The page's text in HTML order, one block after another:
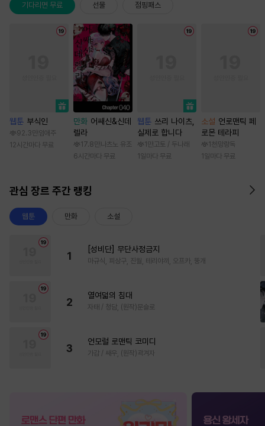
기다리면 무료 선물 점핑패스
웹툰 부식인
92.3만 임애주
12시간마다 무료
만화 어쌔신&신데
렐라
17.8만 나츠노 유조
6시간마다 무료
웹툰 쓰리 나이츠,
실제로 합니다
1만 고토 / 두나래
1일마다 무료
소설 언로맨틱 페
로몬 테라피
1천 망랑독
1일마다 무료
관심 장르 주간 랭킹
웹툰 만화 소설
1
[성비단] 무단사정금지
마규식, 피상구, 진월, 테리야끼, 오프카, 뚱개
2
열여덟의 침대
자태 / 청담, (원작)문슬로
3
언모럴 로맨틱 코미디
가감 / 쌔우, (원작)곽겨자